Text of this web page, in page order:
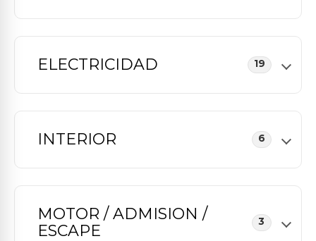
ELECTRICIDAD 19
INTERIOR 6
MOTOR / ADMISION /
ESCAPE
3